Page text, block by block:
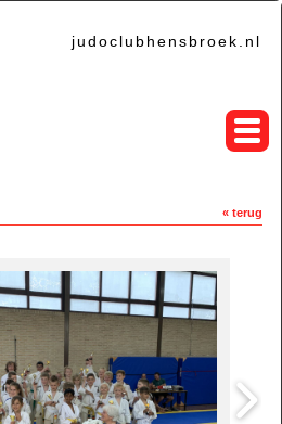
judoclubhensbroek.nl
« terug